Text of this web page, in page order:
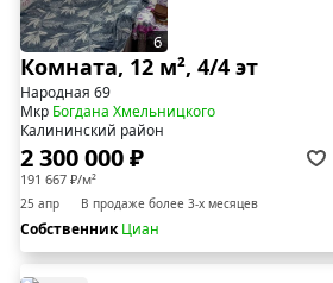
6
Комната, 12 м², 4/4 эт
Народная 69
Мкр Богдана Хмельницкого
Калининский район
2 300 000 ₽
191 667 ₽/м²
25 апр В продаже более 3-х месяцев
СобственникЦиан